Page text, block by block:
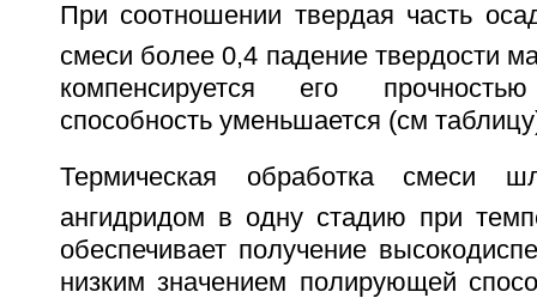
При соотношении твердая часть
смеси более 0,4 падение твердости
компенсируется его
способность уменьшается (см
Термическая обработка смеси
ангидридом в одну стадию при
обеспечивает получение
низким значением полирующей